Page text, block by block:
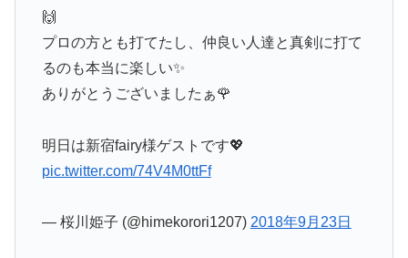
🙌
プロの方とも打てたし、仲良い人達と真剣に打て
るのも本当に楽しい✨
ありがとうございましたぁ🌹
明日は新宿fairy様ゲストです💖
pic.twitter.com/74V4M0ttFf
— 桜川姫子 (@himekorori1207) 2018年9月23日